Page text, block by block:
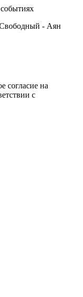
Свободный - Аян
согласие на
с